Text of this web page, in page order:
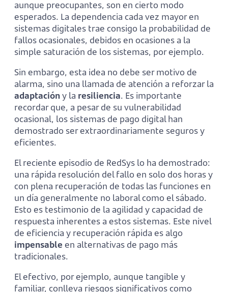
aunque preocupantes, son en cierto modo
esperados. La dependencia cada vez mayor en
sistemas digitales trae consigo la probabilidad de
fallos ocasionales, debidos en ocasiones a la
simple saturación de los sistemas, por ejemplo.
Sin embargo, esta idea no debe ser motivo de
alarma, sino una llamada de atención a reforzar la
adaptacióny la resiliencia. Es importante
recordar que, a pesar de su vulnerabilidad
ocasional, los sistemas de pago digital han
demostrado ser extraordinariamente seguros y
eficientes.
El reciente episodio de RedSys lo ha demostrado:
una rápida resolución del fallo en solo dos horas y
con plena recuperación de todas las funciones en
un día generalmente no laboral como el sábado.
Esto es testimonio de la agilidad y capacidad de
respuesta inherentes a estos sistemas. Este nivel
de eficiencia y recuperación rápida es algo
impensable en alternativas de pago más
tradicionales.
El efectivo, por ejemplo, aunque tangible y
familiar, conlleva riesgos significativos como